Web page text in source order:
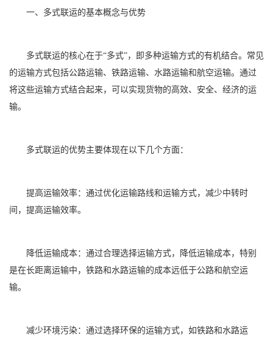
一、多式联运的基本概念与优势
多式联运的核心在于“多式”，即多种运输方式的有机结合。常见
的运输方式包括公路运输、铁路运输、水路运输和航空运输。通过
将这些运输方式结合起来，可以实现货物的高效、安全、经济的运
输。
多式联运的优势主要体现在以下几个方面：
提高运输效率：通过优化运输路线和运输方式，减少中转时
间，提高运输效率。
降低运输成本：通过合理选择运输方式，降低运输成本，特别
是在长距离运输中，铁路和水路运输的成本远低于公路和航空运
输。
减少环境污染：通过选择环保的运输方式，如铁路和水路运